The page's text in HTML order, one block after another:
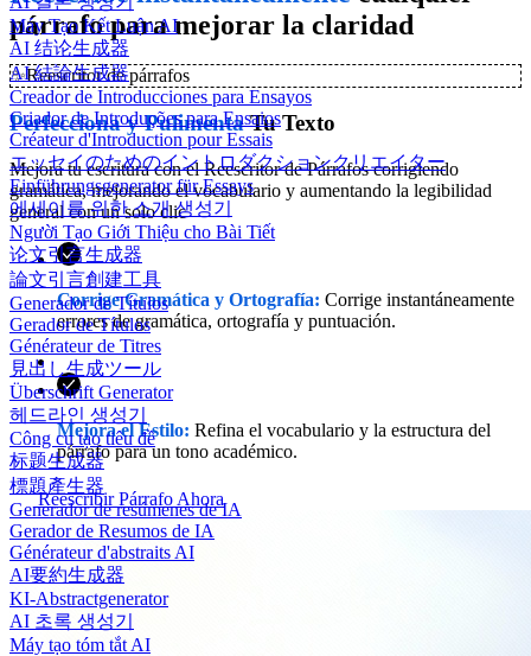
Máy Tạo Kết Luận AI
AI 结论生成器
AI 結論生成器
Creador de Introducciones para Ensayos
Criador de Introduções para Ensaios
Créateur d'Introduction pour Essais
エッセイのためのイントロダクションクリエイター
Einführungsgenerator für Essays
에세이를 위한 소개 생성기
Người Tạo Giới Thiệu cho Bài Tiết
论文引言生成器
論文引言創建工具
Generador de Títulos
Gerador de Títulos
Générateur de Titres
見出し生成ツール
Überschrift Generator
헤드라인 생성기
Công cụ tạo tiêu đề
标题生成器
標題產生器
Generador de resúmenes de IA
Gerador de Resumos de IA
Générateur d'abstraits AI
AI要約生成器
KI-Abstractgenerator
AI 초록 생성기
Máy tạo tóm tắt AI
párrafo para mejorar la claridad
✨Reescritor de párrafos
Perfecciona y PulimentaTu Texto
Mejora tu escritura con el Reescritor de Párrafos corrigiendo
gramática, mejorando el vocabulario y aumentando la legibilidad
general con un solo clic
Corrige Gramática y Ortografía: Corrige instantáneamente
errores de gramática, ortografía y puntuación.
Mejora el Estilo: Refina el vocabulario y la estructura del
párrafo para un tono académico.
Reescribir Párrafo Ahora